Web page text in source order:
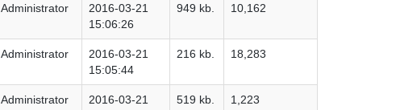
Administrator
2016-03-21
15:06:26
949 kb. 10,162
Administrator
2016-03-21
15:05:44
216 kb. 18,283
Administrator
2016-03-21
519 kb. 1,223